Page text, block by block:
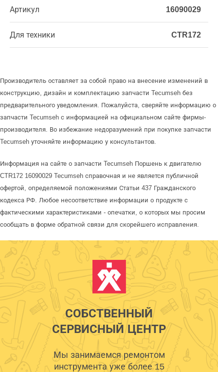
Артикул 16090029
Для техники CTR172
Производитель оставляет за собой право на внесение изменений в
конструкцию, дизайн и комплектацию запчасти Tecumseh без
предварительного уведомления. Пожалуйста, сверяйте информацию о
запчасти Tecumseh с информацией на официальном сайте фирмы-
производителя. Во избежание недоразумений при покупке запчасти
Tecumseh уточняйте информацию у консультантов.
Информация на сайте о запчасти Tecumseh Поршень к двигателю
CTR172 16090029 Tecumseh справочная и не является публичной
офертой, определяемой положениями Статьи 437 Гражданского
кодекса РФ. Любое несоответствие информации о продукте с
фактическими характеристиками - опечатки, о которых мы просим
сообщать в форме обратной связи для скорейшего исправления.
СОБСТВЕННЫЙ
СЕРВИСНЫЙ ЦЕНТР
Мы занимаемся ремонтом
инструмента уже более 15